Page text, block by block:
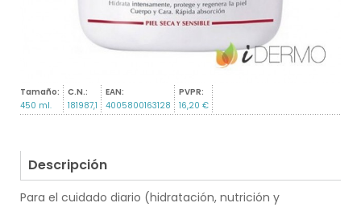
Tamaño:
450 ml.
C.N.:
181987,1
EAN:
4005800163128
PVPR:
16,20 €
Descripción
Para el cuidado diario (hidratación, nutrición y